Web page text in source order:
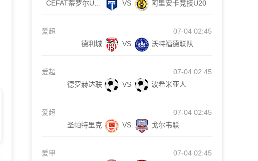
VS 阿里安卡竞技U20
爱超
07-04 02:45
德利城
VS 沃特福德联队
爱超
07-04 02:45
德罗赫达联
VS 波希米亚人
爱超
07-04 02:45
圣帕特里克
VS 戈尔韦联
爱甲
07-04 02:45